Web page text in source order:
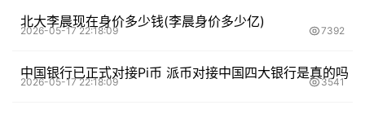
北大李晨现在身价多少钱(李晨身价多少亿)
2026-05-17 22:18:09 7392
中国银行已正式对接Pi币 派币对接中国四大银行是真的吗
2026-05-17 22:18:09 3541